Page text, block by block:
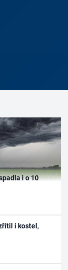
i o 10
i kostel,